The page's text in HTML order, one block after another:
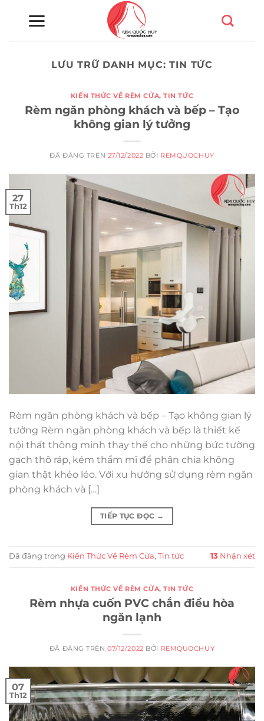
LƯU TRỮ DANH MỤC:TIN TỨC
KIẾN THỨC VỀ RÈM CỬA,TIN TỨC
Rèm ngăn phòng khách và bếp – Tạo
không gian lý tưởng
ĐÃ ĐĂNG TRÊN 27/12/2022 BỞI REMQUOCHUY
27
Th12
Rèm ngăn phòng khách và bếp – Tạo không gian lý
tưởng Rèm ngăn phòng khách và bếp là thiết kế
nội thất thông minh thay thế cho những bức tường
gạch thô ráp, kém thẩm mĩ để phân chia không
gian thật khéo léo. Với xu hướng sử dụng rèm ngăn
phòng khách và […]
TIẾP TỤC ĐỌC →
Đã đăng trong Kiến Thức Về Rèm Cửa, Tin tức 13 Nhận xét
KIẾN THỨC VỀ RÈM CỬA,TIN TỨC
Rèm nhựa cuốn PVC chắn điều hòa
ngăn lạnh
ĐÃ ĐĂNG TRÊN07/12/2022 BỞI REMQUOCHUY
07
Th12